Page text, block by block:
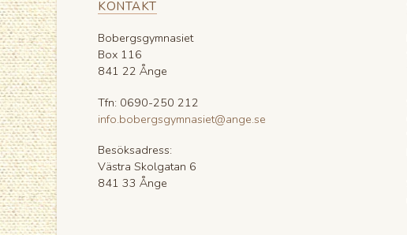
KONTAKT
Bobergsgymnasiet
Box 116
841 22 Ånge
Tfn: 0690-250 212
info.bobergsgymnasiet@ange.se
Besöksadress:
Västra Skolgatan 6
841 33 Ånge